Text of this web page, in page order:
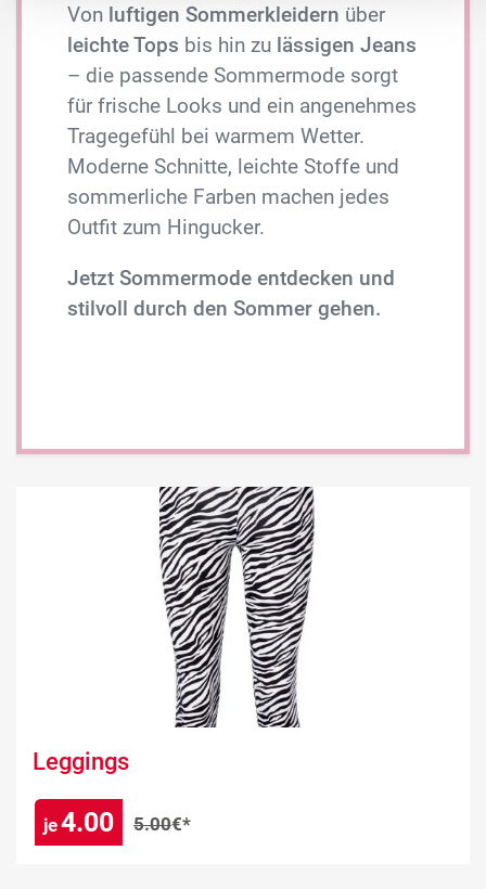
Von luftigen Sommerkleidern über
leichte Tops bis hin zu lässigen Jeans
– die passende Sommermode sorgt
für frische Looks und ein angenehmes
Tragegefühl bei warmem Wetter.
Moderne Schnitte, leichte Stoffe und
sommerliche Farben machen jedes
Outfit zum Hingucker.
Jetzt Sommermode entdecken und
stilvoll durch den Sommer gehen.
Leggings
je4.00 5.00€*